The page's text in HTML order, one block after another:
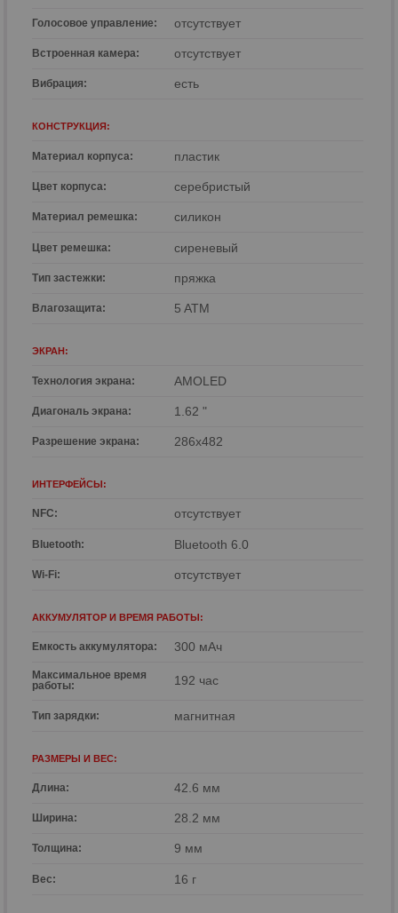
Голосовое управление: отсутствует
Встроенная камера: отсутствует
Вибрация: есть
КОНСТРУКЦИЯ:
Материал корпуса: пластик
Цвет корпуса: серебристый
Материал ремешка: силикон
Цвет ремешка: сиреневый
Тип застежки: пряжка
Влагозащита: 5 ATM
ЭКРАН:
Технология экрана: AMOLED
Диагональ экрана: 1.62 "
Разрешение экрана: 286x482
ИНТЕРФЕЙСЫ:
NFC: отсутствует
Bluetooth: Bluetooth 6.0
Wi-Fi: отсутствует
АККУМУЛЯТОР И ВРЕМЯ РАБОТЫ:
Емкость аккумулятора: 300 мАч
Максимальное время
работы:
192 час
Тип зарядки: магнитная
РАЗМЕРЫ И ВЕС:
Длина: 42.6 мм
Ширина: 28.2 мм
Толщина: 9 мм
Вес: 16 г